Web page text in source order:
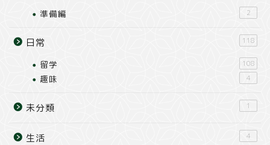
準備編 2
日常 118
留学 108
趣味 4
未分類 1
生活 4